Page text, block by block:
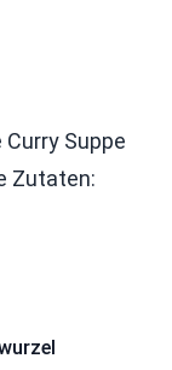
Suppe
Zutaten: